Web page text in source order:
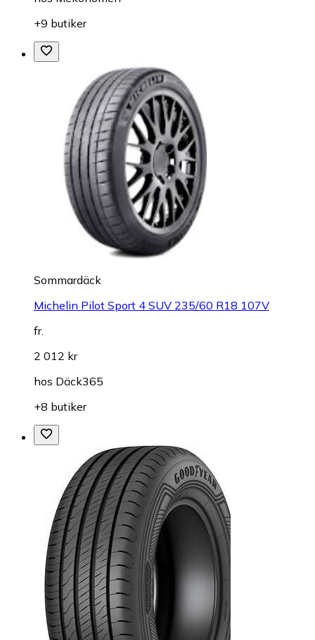
+9 butiker
Sommardäck
Michelin Pilot Sport 4 SUV 235/60 R18 107V
fr.
2 012 kr
hos Däck365
+8 butiker